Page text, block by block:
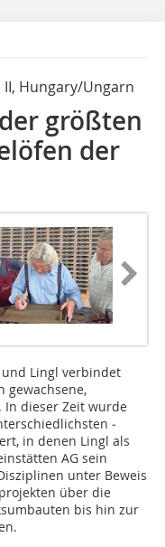
II, Hungary/Ungarn
größten
der
und Lingl verbindet
gewachsene,
dieser Zeit wurde
in denen Lingl als
AG sein
unter Beweis
über die
bis hin zur